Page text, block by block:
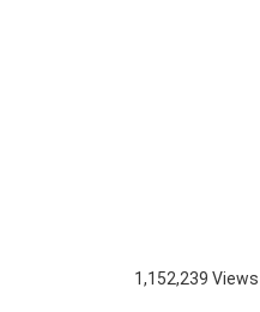
1,152,239 Views